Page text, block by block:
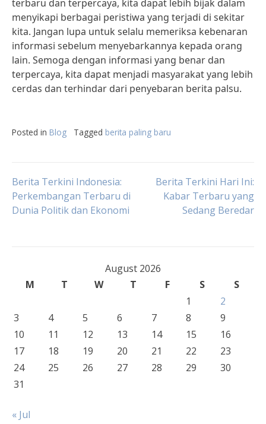
terbaru dan terpercaya, kita dapat lebih bijak dalam
menyikapi berbagai peristiwa yang terjadi di sekitar
kita. Jangan lupa untuk selalu memeriksa kebenaran
informasi sebelum menyebarkannya kepada orang
lain. Semoga dengan informasi yang benar dan
terpercaya, kita dapat menjadi masyarakat yang lebih
cerdas dan terhindar dari penyebaran berita palsu.
Posted in Blog Tagged berita paling baru
Post
navigation
Berita Terkini Indonesia:
Perkembangan Terbaru di
Dunia Politik dan Ekonomi
Berita Terkini Hari Ini:
Kabar Terbaru yang
Sedang Beredar
August 2026
M
T W T F S
S
1
2
3
4 5 6 7 8
9
10
11 12 13 14 15
16
17
18 19 20 21 22
23
24
25 26 27 28 29
30
31
« Jul